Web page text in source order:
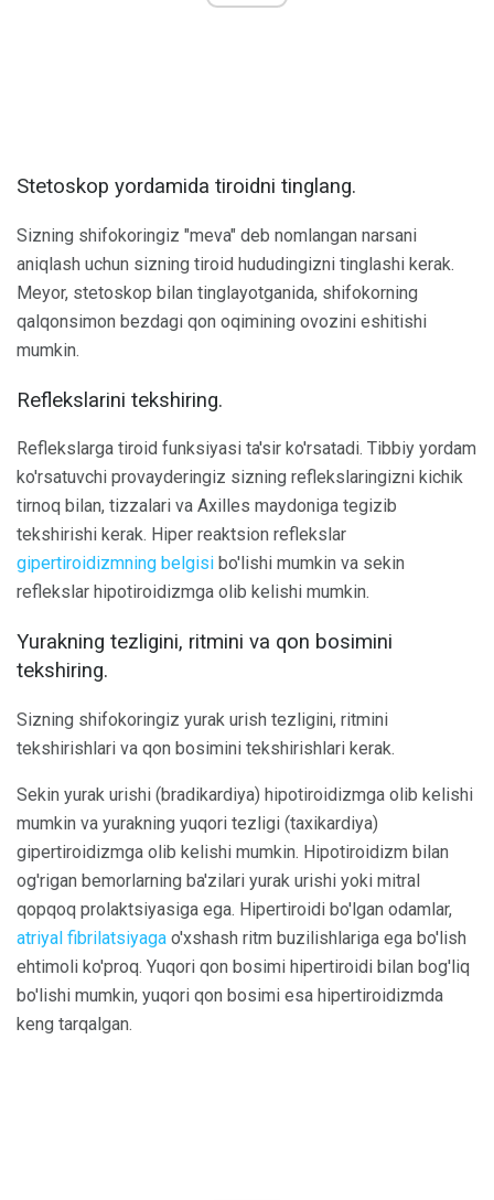
Stetoskop yordamida tiroidni tinglang.
Sizning shifokoringiz "meva" deb nomlangan narsani
aniqlash uchun sizning tiroid hududingizni tinglashi kerak.
Meyor, stetoskop bilan tinglayotganida, shifokorning
qalqonsimon bezdagi qon oqimining ovozini eshitishi
mumkin.
Reflekslarini tekshiring.
Reflekslarga tiroid funksiyasi ta'sir ko'rsatadi. Tibbiy yordam
ko'rsatuvchi provayderingiz sizning reflekslaringizni kichik
tirnoq bilan, tizzalari va Axilles maydoniga tegizib
tekshirishi kerak. Hiper reaktsion reflekslar
gipertiroidizmning belgisi bo'lishi mumkin va sekin
reflekslar hipotiroidizmga olib kelishi mumkin.
Yurakning tezligini, ritmini va qon bosimini
tekshiring.
Sizning shifokoringiz yurak urish tezligini, ritmini
tekshirishlari va qon bosimini tekshirishlari kerak.
Sekin yurak urishi (bradikardiya) hipotiroidizmga olib kelishi
mumkin va yurakning yuqori tezligi (taxikardiya)
gipertiroidizmga olib kelishi mumkin. Hipotiroidizm bilan
og'rigan bemorlarning ba'zilari yurak urishi yoki mitral
qopqoq prolaktsiyasiga ega. Hipertiroidi bo'lgan odamlar,
atriyal fibrilatsiyaga o'xshash ritm buzilishlariga ega bo'lish
ehtimoli ko'proq. Yuqori qon bosimi hipertiroidi bilan bog'liq
bo'lishi mumkin, yuqori qon bosimi esa hipertiroidizmda
keng tarqalgan.